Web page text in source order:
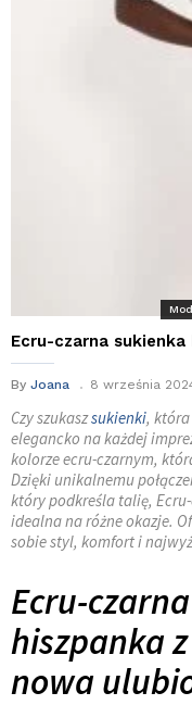
Ecru-czarna
By Joana 8 września
Czy szukaszsukienki,
elegancko na każdej
kolorze ecru-czarnym,
Dzięki unikalnemu
który podkreśla talię,
idealna na różne okazje.
sobie styl, komfort i
Ecru-
hiszpanka
nowa